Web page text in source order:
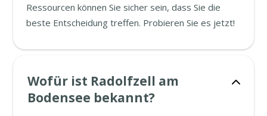
Ressourcen können Sie sicher sein, dass Sie die
beste Entscheidung treffen. Probieren Sie es jetzt!
Wofür ist Radolfzell am
Bodensee bekannt?